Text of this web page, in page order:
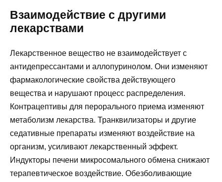
Взаимодействие с другими
лекарствами
Лекарственное вещество не взаимодействует с
антидепрессантами и аллопуринолом. Они изменяют
фармакологические свойства действующего
вещества и нарушают процесс распределения.
Контрацептивы для перорального приема изменяют
метаболизм лекарства. Транквилизаторы и другие
седативные препараты изменяют воздействие на
организм, усиливают лекарственный эффект.
Индукторы печени микросомального обмена снижают
терапевтическое воздействие. Обезболивающие